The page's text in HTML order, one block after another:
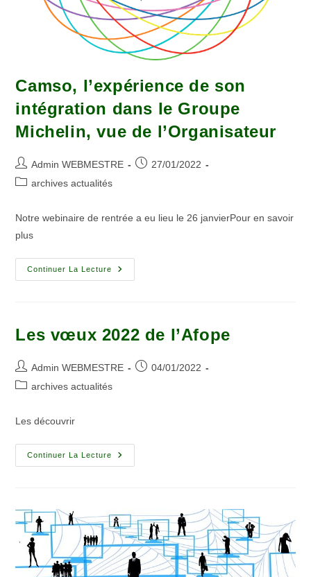
Camso, l’expérience de son
intégration dans le Groupe
Michelin, vue de l’Organisateur
Admin WEBMESTRE
27/01/2022
archives actualités
Notre webinaire de rentrée a eu lieu le 26 janvierPour en savoir
plus
Continuer La Lecture
Les vœux 2022 de l’Afope
Admin WEBMESTRE
04/01/2022
archives actualités
Les découvrir
Continuer La Lecture